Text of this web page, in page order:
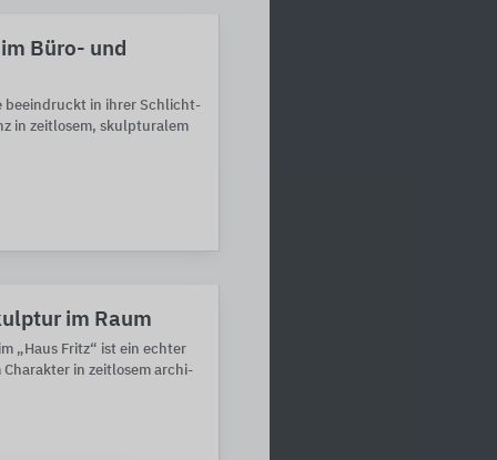
Büro- und
beein­druckt in ihrer Schlicht­
in zeit­losem, skulp­turalem
im Raum
„Haus Fritz“ ist ein echter
in zeit­losem archi­